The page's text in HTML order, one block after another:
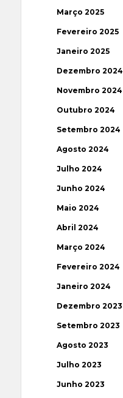
Março 2025
Fevereiro 2025
Janeiro 2025
Dezembro 2024
Novembro 2024
Outubro 2024
Setembro 2024
Agosto 2024
Julho 2024
Junho 2024
Maio 2024
Abril 2024
Março 2024
Fevereiro 2024
Janeiro 2024
Dezembro 2023
Setembro 2023
Agosto 2023
Julho 2023
Junho 2023